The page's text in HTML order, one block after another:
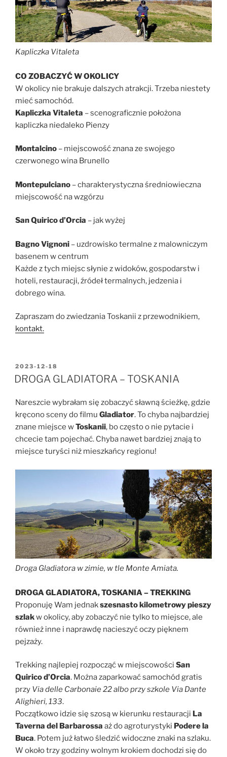
Kapliczka Vitaleta
CO ZOBACZYĆ W OKOLICY
W okolicy nie brakuje dalszych atrakcji. Trzeba niestety
mieć samochód.
Kapliczka Vitaleta – scenograficznie położona
kapliczka niedaleko Pienzy
Montalcino – miejscowość znana ze swojego
czerwonego wina Brunello
Montepulciano – charakterystyczna średniowieczna
miejscowość na wzgórzu
San Quirico d’Orcia – jak wyżej
Bagno Vignoni – uzdrowisko termalne z malowniczym
basenem w centrum
Każde z tych miejsc słynie z widoków, gospodarstw i
hoteli, restauracji, źródeł termalnych, jedzenia i
dobrego wina.
Zapraszam do zwiedzania Toskanii z przewodnikiem,
kontakt.
OPUBLIKOWANE
W
2023-12-18
DROGA GLADIATORA – TOSKANIA
Nareszcie wybrałam się zobaczyć sławną ścieżkę, gdzie
kręcono sceny do filmu Gladiator. To chyba najbardziej
znane miejsce wToskanii, bo często o nie pytacie i
chcecie tam pojechać. Chyba nawet bardziej znają to
miejsce turyści niż mieszkańcy regionu!
Droga Gladiatora w zimie, w tle Monte Amiata.
DROGA GLADIATORA, TOSKANIA – TREKKING
Proponuję Wam jednakszesnasto kilometrowy pieszy
szlakw okolicy, aby zobaczyć nie tylko to miejsce, ale
również inne i naprawdę nacieszyć oczy pięknem
pejzaży.
Trekking najlepiej rozpocząć w miejscowości San
Quirico d’Orcia. Można zaparkować samochód gratis
przy Via delle Carbonaie 22 albo przy szkole Via Dante
Alighieri, 133.
Początkowo idzie się szosą w kierunku restauracji La
Taverna del Barbarossa aż do agroturystyki Podere la
Buca. Potem już łatwo śledzić widoczne znaki na szlaku.
W około trzy godziny wolnym krokiem dochodzi się do